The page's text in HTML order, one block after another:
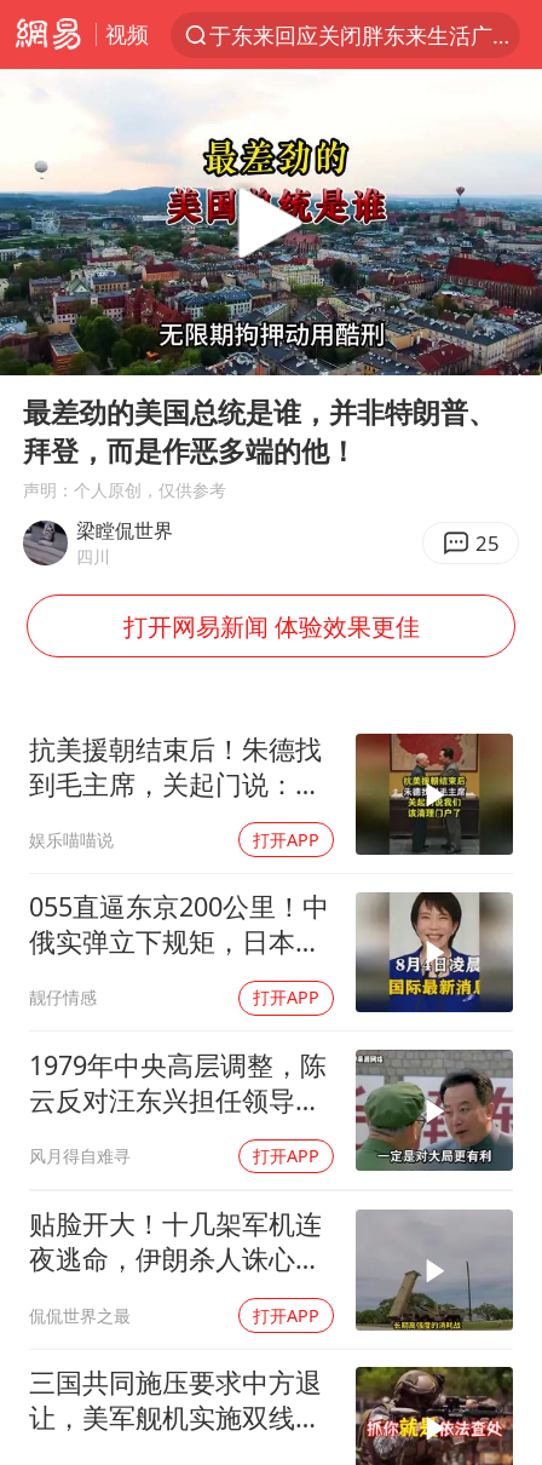
视频
于东来回应关闭胖东来生活广场店
《披荆斩棘2026》阵容官宣
白海豚北上或致京津冀暴雨
中国第1高楼阻尼器摆动明显
上海有出现龙卷潜势
国足U17与阿森纳决赛取消 并列冠军
2025年小学教师减少13.19万
女子发现前夫婚内与第三者育子
以军士兵把枪口对准中国记者
《龙餐馆》 冲奖
男子被沙蜇蜇伤5小时后呼吸困难
Play
00:00 05:35
最差劲的美国总统是谁，并非特朗普、
拜登，而是作恶多端的他！
声明：个人原创，仅供参考
梁瞠侃世界
四川 25
打开网易新闻 体验效果更佳
抗美援朝结束后！朱德找
到毛主席，关起门说：我
娱乐喵喵说 打开APP
055直逼东京200公里！中
俄实弹立下规矩，日本除
靓仔情感 打开APP
1979年中央高层调整，陈
云反对汪东兴担任领导职
风月得自难寻 打开APP
贴脸开大！十几架军机连
夜逃命，伊朗杀人诛心，
侃侃世界之最 打开APP
三国共同施压要求中方退
让，美军舰机实施双线抵